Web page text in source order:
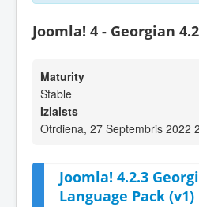
Joomla! 4 - Georgian
Maturity
Stable
Izlaists
Otrdiena, 27 Septembris 2022
Joomla! 4.2.3
Language Pack (v1)